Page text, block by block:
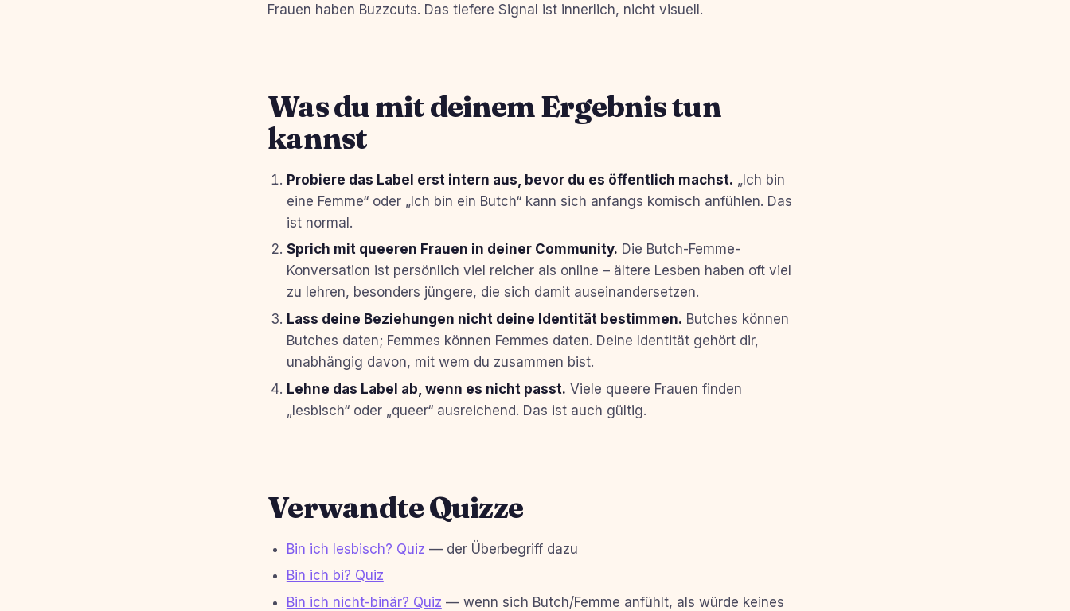
Frauen haben Buzzcuts. Das tiefere Signal ist innerlich, nicht visuell.
Was du mit deinem Ergebnis tun
kannst
Probiere das Label erst intern aus, bevor du es öffentlich machst. „Ich bin
eine Femme“ oder „Ich bin ein Butch“ kann sich anfangs komisch anfühlen. Das
ist normal.
Sprich mit queeren Frauen in deiner Community. Die Butch-Femme-
Konversation ist persönlich viel reicher als online – ältere Lesben haben oft viel
zu lehren, besonders jüngere, die sich damit auseinandersetzen.
Lass deine Beziehungen nicht deine Identität bestimmen. Butches können
Butches daten; Femmes können Femmes daten. Deine Identität gehört dir,
unabhängig davon, mit wem du zusammen bist.
Lehne das Label ab, wenn es nicht passt. Viele queere Frauen finden
„lesbisch“ oder „queer“ ausreichend. Das ist auch gültig.
Verwandte Quizze
Bin ich lesbisch? Quiz — der Überbegriff dazu
Bin ich bi? Quiz
Bin ich nicht-binär? Quiz — wenn sich Butch/Femme anfühlt, als würde keines